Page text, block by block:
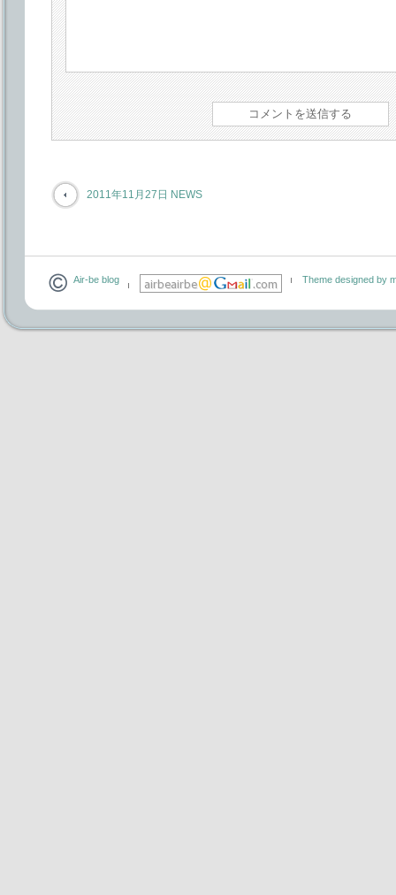
2011年11月27日 NEWS
Air-be blog Theme designed by